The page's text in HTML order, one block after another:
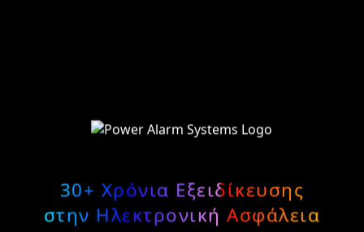
30+ Χρόνια Εξειδίκευσης
στην Ηλεκτρονική Ασφάλεια